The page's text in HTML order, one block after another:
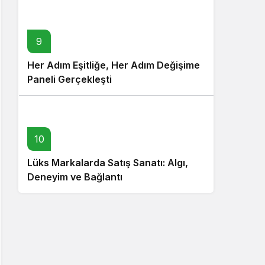
9
Her Adım Eşitliğe, Her Adım Değişime
Paneli Gerçekleşti
10
Lüks Markalarda Satış Sanatı: Algı,
Deneyim ve Bağlantı